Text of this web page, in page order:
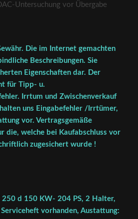
Untersuchung vor Übergabe
Die im Internet gemachten
Beschreibungen. Sie
Eigenschaften dar. Der
für Tipp- u.
Irrtum und Zwischenverkauf
uns Eingabefehler /Irrtümer,
vor. Vertragsgemäße
die, welche bei Kaufabschluss vor
zugesichert wurde !
250 d 150 KW- 204 PS, 2 Halter,
vorhanden, Austattung: